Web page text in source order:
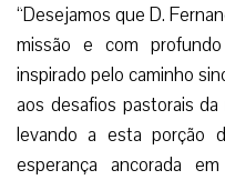
“Desejamos que D.
missão e com
inspirado pelo caminho
aos desafios pastorais
levando a esta porção
esperança ancorada